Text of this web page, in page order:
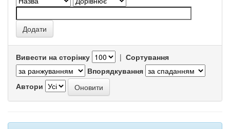
Вивести на сторінку | Сортування
Впорядкування
Автори